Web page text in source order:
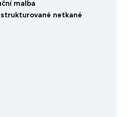
malba
netkané